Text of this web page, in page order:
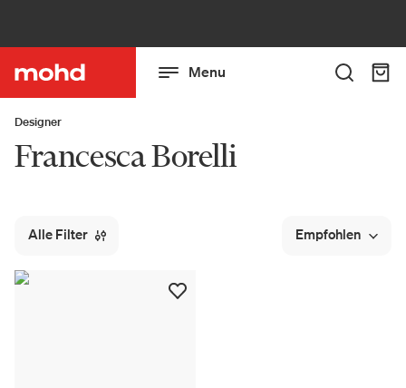
Menu
Designer
Francesca Borelli
Alle Filter Empfohlen